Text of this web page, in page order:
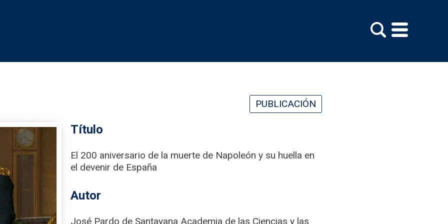
PUBLICACIÓN
Título
El 200 aniversario de la muerte de Napoleón y su huella en
el devenir de España
Autor
José Pardo de Santayana Academia de las Ciencias y las